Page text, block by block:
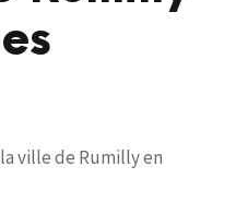
ville de Rumilly en